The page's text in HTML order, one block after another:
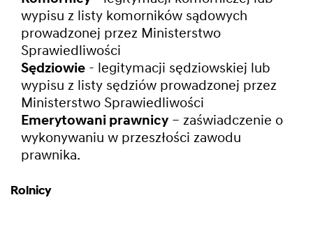
wypisu z listy komorników sądowych
prowadzonej przez Ministerstwo
Sprawiedliwości
Sędziowie - legitymacji sędziowskiej lub
wypisu z listy sędziów prowadzonej przez
Ministerstwo Sprawiedliwości
Emerytowani prawnicy– zaświadczenie o
wykonywaniu w przeszłości zawodu
prawnika.
Rolnicy